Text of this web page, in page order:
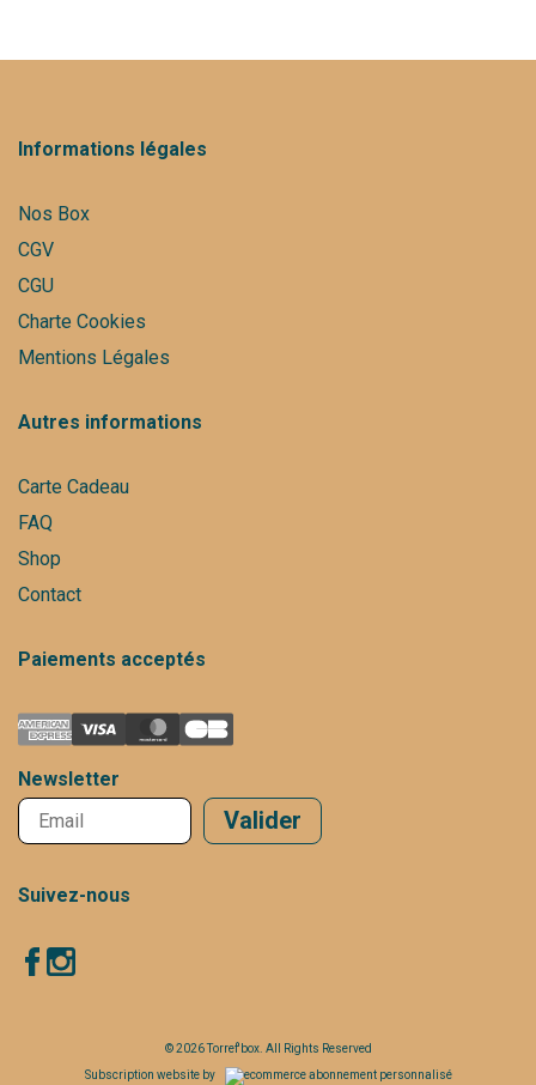
Informations légales
Nos Box
CGV
CGU
Charte Cookies
Mentions Légales
Autres informations
Carte Cadeau
FAQ
Shop
Contact
Paiements acceptés
Newsletter
Valider
Suivez-nous
© 2026 Torref'box. All Rights Reserved
Subscription website by